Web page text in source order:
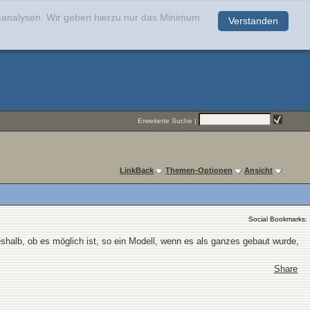
Verstanden
Wir geben hierzu nur das Minimum
Erweiterte Suche |
LinkBack Themen-Optionen Ansicht
Social Bookmarks:
ob es möglich ist, so ein Modell, wenn es als ganzes gebaut wurde,
Share